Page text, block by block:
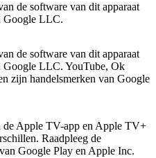
de software van dit apparaat
Google LLC.
de software van dit apparaat
Google LLC. YouTube, Ok
zijn handelsmerken van Google
de Apple TV-app en Apple TV+
Raadpleeg de
Google Play en Apple Inc.